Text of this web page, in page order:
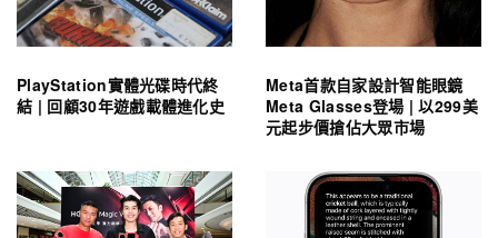
PlayStation實體光碟時代終
結 | 回顧30年遊戲載體進化史
Meta首款自家設計智能眼鏡
Meta Glasses登場 | 以299美
元起步價搶佔大眾市場